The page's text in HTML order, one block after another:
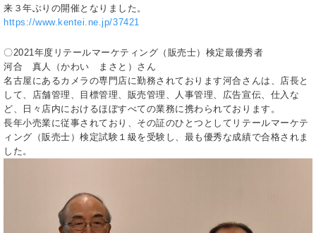
来３年ぶりの開催となりました。
https://www.kentei.ne.jp/37421
〇2021年度リテールマーケティング（販売士）検定最優秀者
河合 真人（かわい まさと）さん
名古屋にあるカメラの専門店に勤務されております河合さんは、店長と
して、店舗管理、目標管理、販売管理、人事管理、広告宣伝、仕入な
ど、日々店内におけるほぼすべての業務に携わられております。
長年小売業に従事されており、その証のひとつとしてリテールマーケテ
ィング（販売士）検定試験１級を受験し、最も優秀な成績で合格されま
した。